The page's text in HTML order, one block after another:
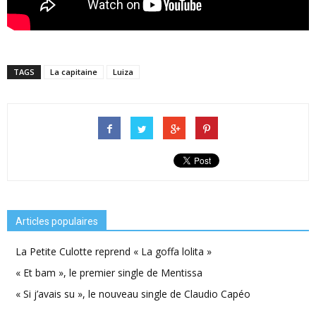
TAGS La capitaine Luiza
Articles populaires
La Petite Culotte reprend « La goffa lolita »
« Et bam », le premier single de Mentissa
« Si j’avais su », le nouveau single de Claudio Capéo